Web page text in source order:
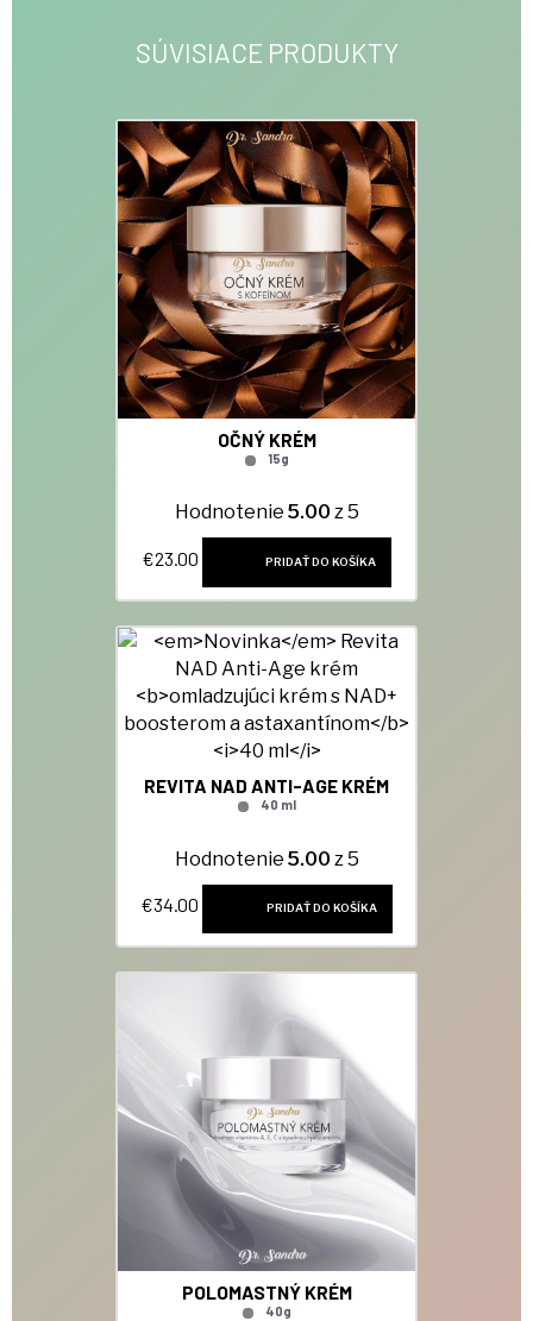
SÚVISIACE PRODUKTY
OČNÝ KRÉM
15g
Hodnotenie 5.00 z 5
€23.00 PRIDAŤ DO KOŠÍKA
REVITA NAD ANTI-AGE KRÉM
40 ml
Hodnotenie 5.00 z 5
€34.00 PRIDAŤ DO KOŠÍKA
POLOMASTNÝ KRÉM
40g